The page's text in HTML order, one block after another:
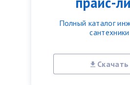
Полный каталог
сантехники
Скачать